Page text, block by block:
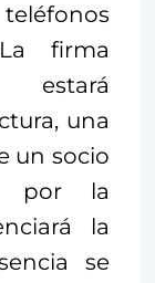
firma
estará
una
un socio
por la
la
se